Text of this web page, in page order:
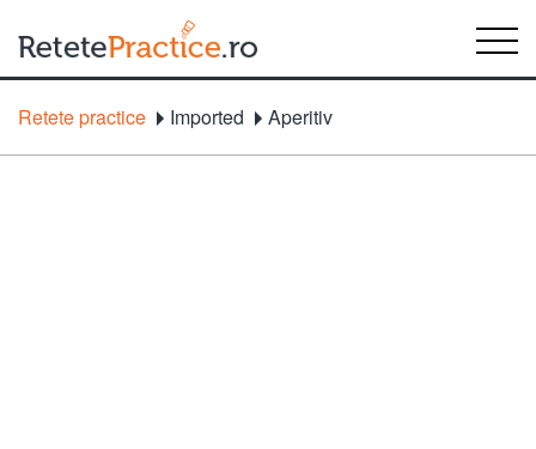
Retete practice Imported Aperitiv